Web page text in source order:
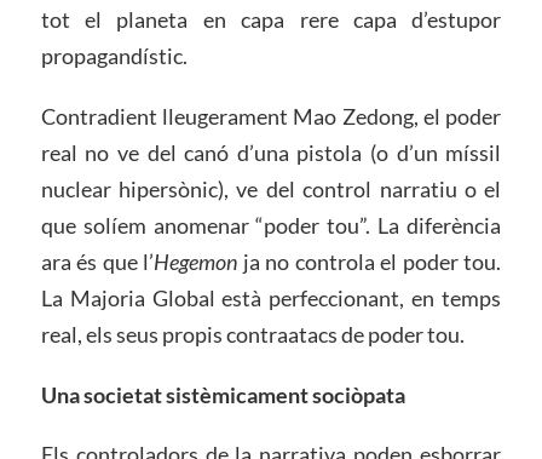
tot el planeta en capa rere capa d’estupor
propagandístic.
Contradient lleugerament Mao Zedong, el poder
real no ve del canó d’una pistola (o d’un míssil
nuclear hipersònic), ve del control narratiu o el
que solíem anomenar “poder tou”. La diferència
ara és que l’Hegemon ja no controla el poder tou.
La Majoria Global està perfeccionant, en temps
real, els seus propis contraatacs de poder tou.
Una societat sistèmicament sociòpata